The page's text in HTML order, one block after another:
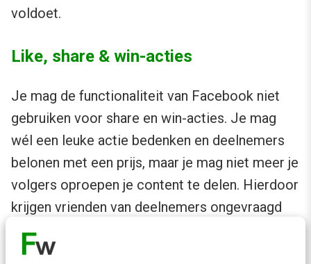
voldoet.
Like, share & win-acties
Je mag de functionaliteit van Facebook niet
gebruiken voor share en win-acties. Je mag
wél een leuke actie bedenken en deelnemers
belonen met een prijs, maar je mag niet meer je
volgers oproepen je content te delen. Hierdoor
krijgen vrienden van deelnemers ongevraagd
reclame in hun tijdlijn en dat is weer in strijd
met de privacywetgeving. Beter is om creatief